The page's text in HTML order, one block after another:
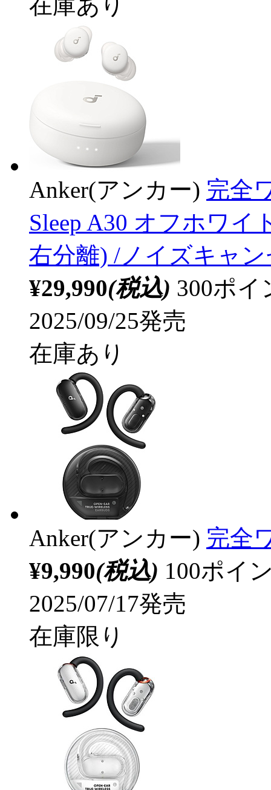
在庫あり
Anker(アンカー) 完全
Sleep A30 オフホワイ
右分離) /ノイズキャ
¥29,990(税込) 300ポ
2025/09/25発売
在庫あり
Anker(アンカー) 完全
¥9,990(税込) 100ポイ
2025/07/17発売
在庫限り